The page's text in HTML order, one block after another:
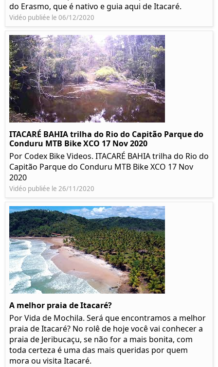
do Erasmo, que é nativo e guia aqui de Itacaré.
Vidéo publiée le 06/12/2020
ITACARÉ BAHIA trilha do Rio do Capitão Parque do
Conduru MTB Bike XCO 17 Nov 2020
Por Codex Bike Videos. ITACARÉ BAHIA trilha do Rio do
Capitão Parque do Conduru MTB Bike XCO 17 Nov
2020
Vidéo publiée le 26/11/2020
A melhor praia de Itacaré?
Por Vida de Mochila. Será que encontramos a melhor
praia de Itacaré? No rolê de hoje você vai conhecer a
praia de Jeribucaçu, se não for a mais bonita, com
toda certeza é uma das mais queridas por quem
mora ou visita Itacaré.